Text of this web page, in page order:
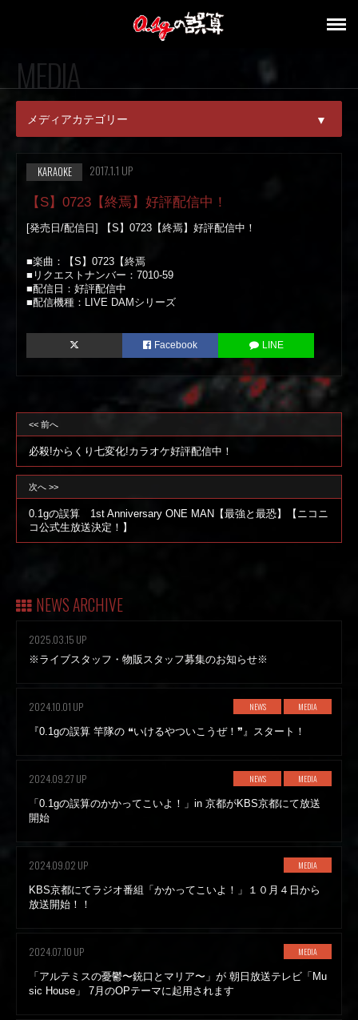
MEDIA
メディアカテゴリー ▼
ONLINE
KARAOKE
TV
KARAOKE 2017.1.1 UP
【S】0723【終焉】好評配信中！
[発売日/配信日] 【S】0723【終焉】好評配信中！
■楽曲：【S】0723【終焉
■リクエストナンバー：7010-59
■配信日：好評配信中
■配信機種：LIVE DAMシリーズ
Facebook LINE
<< 前へ
必殺!からくり七変化!カラオケ好評配信中！
次へ >>
0.1gの誤算 1st Anniversary ONE MAN【最強と最恐】【ニコニ
コ公式生放送決定！】
NEWS ARCHIVE
2025.03.15 UP
※ライブスタッフ・物販スタッフ募集のお知らせ※
2024.10.01 UP NEWS MEDIA
『0.1gの誤算 竿隊の ❝いけるやついこうぜ！❞』スタート！
2024.09.27 UP NEWS MEDIA
「0.1gの誤算のかかってこいよ！」in 京都がKBS京都にて放送
開始
2024.09.02 UP MEDIA
KBS京都にてラジオ番組「かかってこいよ！」１０月４日から
放送開始！！
2024.07.10 UP MEDIA
「アルテミスの憂鬱〜銃口とマリア〜」が 朝日放送テレビ「Mu
sic House」 7月のOPテーマに起用されます